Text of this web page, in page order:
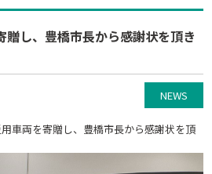
贈し、豊橋市長から感謝状を頂き
NEWS
車両を寄贈し、豊橋市長から感謝状を頂